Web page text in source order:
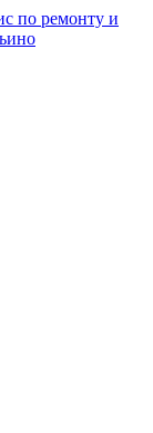
по ремонту и